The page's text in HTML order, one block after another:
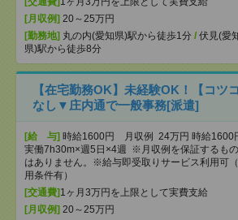
[月収例] 20～25万円
[勤務地] 丸の内(愛知県)駅から徒歩1分 / 伏見(愛
県)駅から徒歩8分
【在宅勤務OK】未経験OK！【コツ
なし▼庄内通で一般事務[派遣]
[給 与] 時給1600円 月収例 24万円 時給1600
実働7h30m×週5日×4週 ※月収例を保証するも
はありません。※給与即受取りサービス利用可
用条件有）
[交通費] 1ヶ月3万円を上限として実費支給
[月収例] 20～25万円